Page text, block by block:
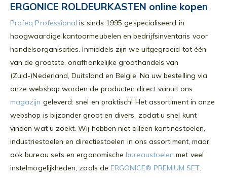
ERGONICE ROLDEURKASTEN online kopen
Profeq Professional is sinds 1995 gespecialiseerd in
hoogwaardige kantoormeubelen en bedrijfsinventaris voor
handelsorganisaties. Inmiddels zijn we uitgegroeid tot één
van de grootste, onafhankelijke groothandels van
(Zuid-)Nederland, Duitsland en België. Na uw bestelling via
onze webshop worden de producten direct vanuit ons
magazijn geleverd: snel en praktisch! Het assortiment in onze
webshop is bijzonder groot en divers, zodat u snel kunt
vinden wat u zoekt. Wij hebben niet alleen kantinestoelen,
industriestoelen en directiestoelen in ons assortiment, maar
ook bureau sets en ergonomische bureaustoelen met veel
instelmogelijkheden, zoals de ERGONICE® PREMIUM SET.